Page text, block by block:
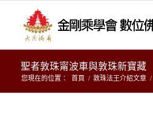
聖者敦珠甯波車與敦珠新寶藏
您現在的位置： 首頁 / 敦珠法王介紹文章 /